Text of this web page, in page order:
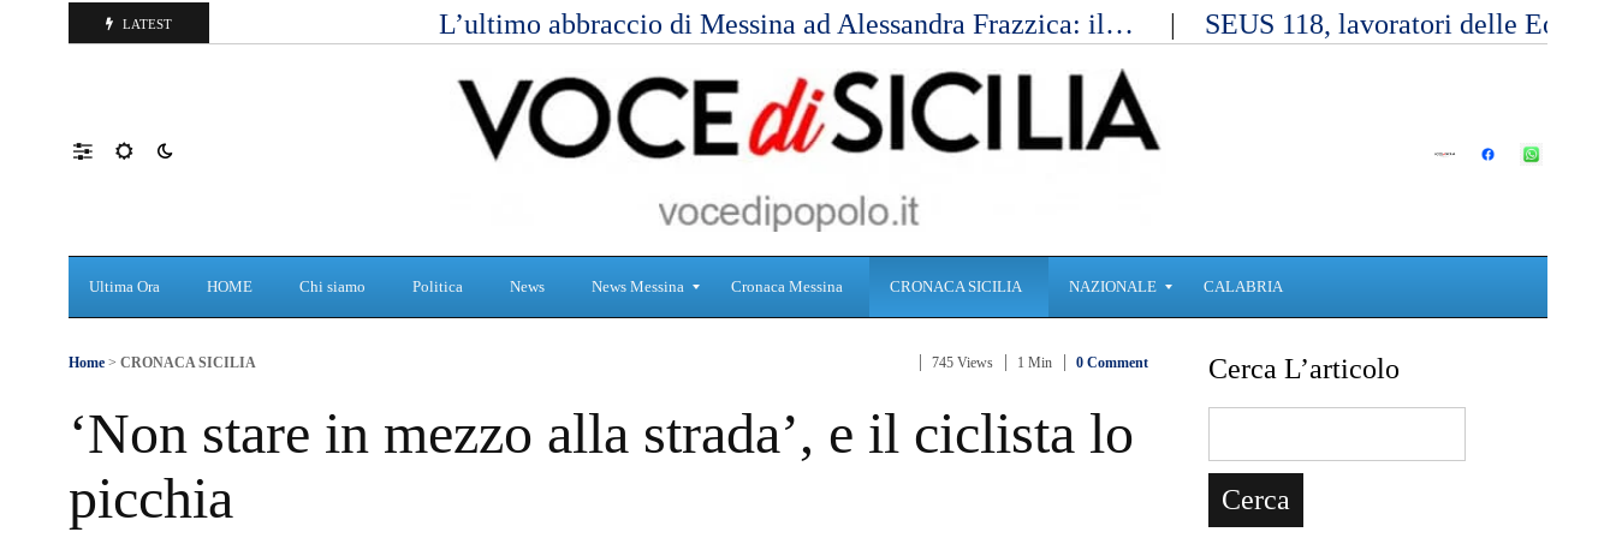
LATEST L’ultimo abbraccio di Messina ad Alessandra Frazzica: il… SEUS 118, lavoratori delle
Ultima Ora HOME Chi siamo Politica News News Messina
a
i
Cronaca Messina CRONACA SICILIA NAZIONALE
o
n
CALABRIA
Home > CRONACA SICILIA 745 Views 1 Min 0 Comment
‘Non stare in mezzo alla strada’, e il ciclista lo
picchia
Cerca L’articolo